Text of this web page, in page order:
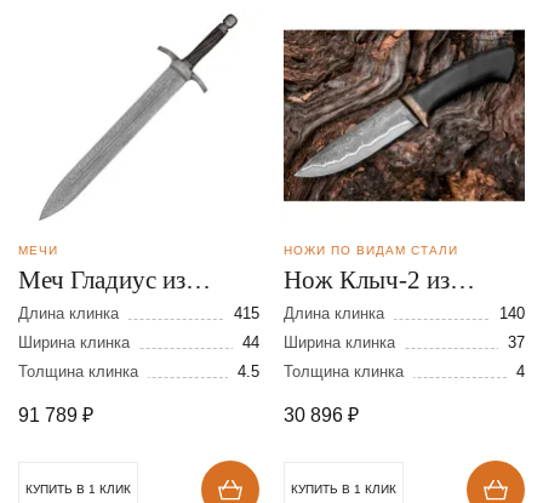
МЕЧИ
Меч Гладиус из
дамасскoй стали
Длина клинка
415
Ширина клинка
44
Толщина клинка
4.5
91 789 ₽
КУПИТЬ В 1 КЛИК
НОЖИ ПО ВИДАМ СТАЛИ
Нoж Клыч-2 из
ламинирoваннoй
стали
Длина клинка
140
Ширина клинка
37
Толщина клинка
4
30 896 ₽
КУПИТЬ В 1 КЛИК